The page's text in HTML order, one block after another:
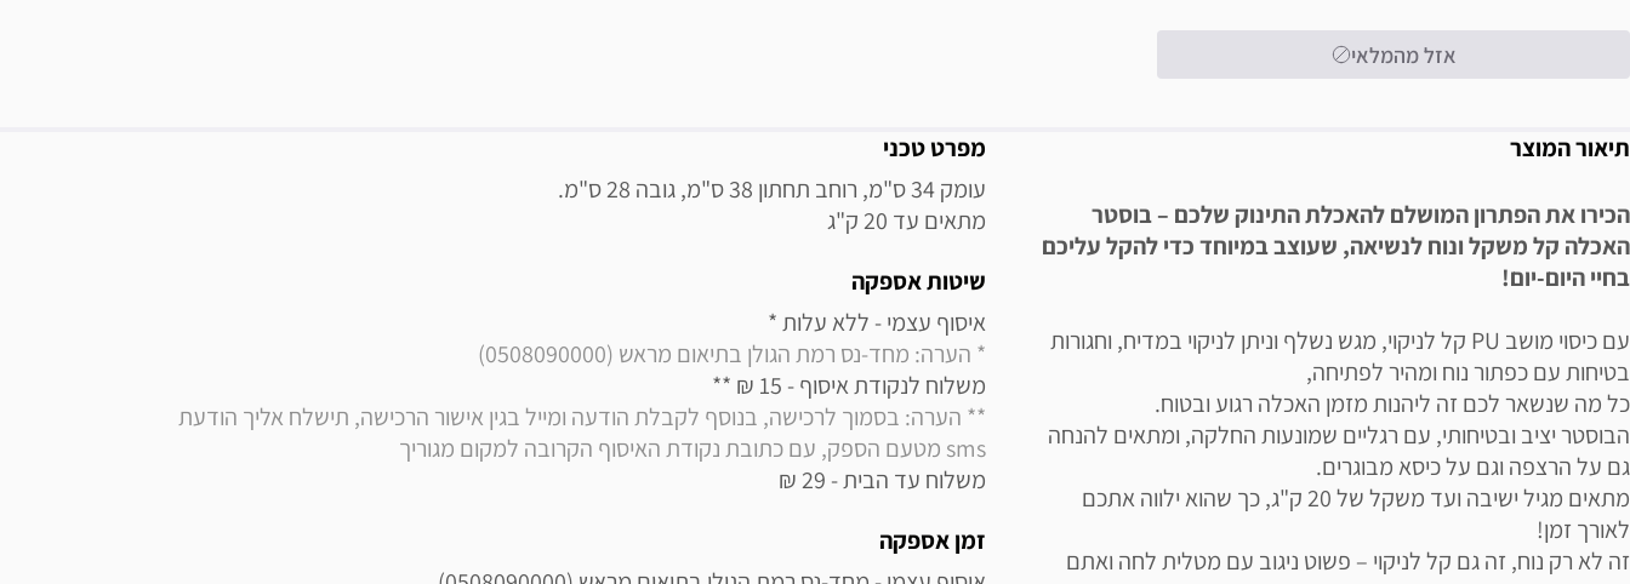
אזל מהמלאי
תיאור המוצר
הכירו את הפתרון המושלם להאכלת התינוק שלכם – בוסטר
האכלה קל משקל ונוח לנשיאה, שעוצב במיוחד כדי להקל עליכם
בחיי היום-יום!
עם כיסוי מושב PU קל לניקוי, מגש נשלף וניתן לניקוי במדיח, וחגורות
בטיחות עם כפתור נוח ומהיר לפתיחה,
כל מה שנשאר לכם זה ליהנות מזמן האכלה רגוע ובטוח.
הבוסטר יציב ובטיחותי, עם רגליים שמונעות החלקה, ומתאים להנחה
גם על הרצפה וגם על כיסא מבוגרים.
מתאים מגיל ישיבה ועד משקל של 20 ק"ג, כך שהוא ילווה אתכם
לאורך זמן!
זה לא רק נוח, זה גם קל לניקוי – פשוט ניגוב עם מטלית לחה ואתם
מידע נוסף
מפרט טכני
מתאים עד 20 ק"ג
שיטות אספקה
איסוף עצמי - ללא עלות *
* הערה: מחד-נס רמת הגולן בתיאום מראש (0508090000)
משלוח לנקודת איסוף - 15 ₪ **
sms מטעם הספק, עם כתובת נקודת האיסוף הקרובה למקום מגוריך
משלוח עד הבית - 29 ₪
זמן אספקה